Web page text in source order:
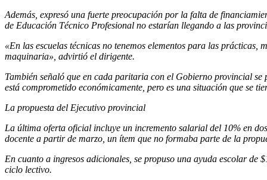
Además, expresó una fuerte preocupación por la falta de
de Educación Técnico Profesional no estarían llegando a las
«En las escuelas técnicas no tenemos elementos para las
maquinaria», advirtió el dirigente.
También señaló que en cada paritaria con el Gobierno provincial
está comprometido económicamente, pero es una situación que se
La propuesta del Ejecutivo provincial
La última oferta oficial incluye un incremento salarial del 10% en
docente a partir de marzo, un ítem que no formaba parte de la
En cuanto a ingresos adicionales, se propuso una ayuda escolar
ciclo lectivo.